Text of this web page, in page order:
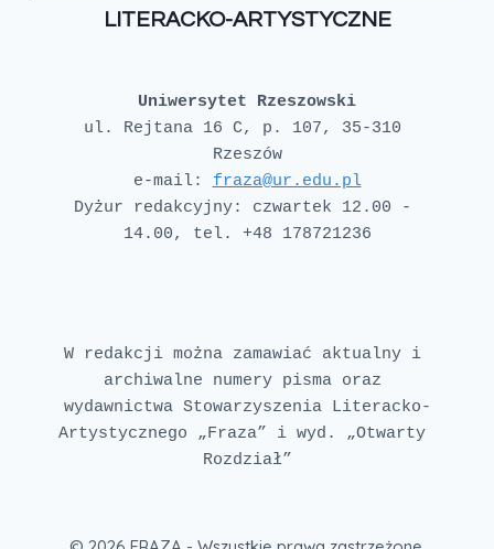
LITERACKO-ARTYSTYCZNE
Uniwersytet Rzeszowski
ul. Rejtana 16 C, p. 107, 35-310
Rzeszów
e-mail: fraza@ur.edu.pl
Dyżur redakcyjny: czwartek 12.00 -
W redakcji można zamawiać aktualny i
archiwalne numery pisma oraz
wydawnictwa Stowarzyszenia Literacko-
Artystycznego „Fraza” i wyd. „Otwarty
Rozdział”